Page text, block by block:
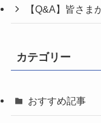
【Q&A】皆さま
カテゴリー
おすすめ記事